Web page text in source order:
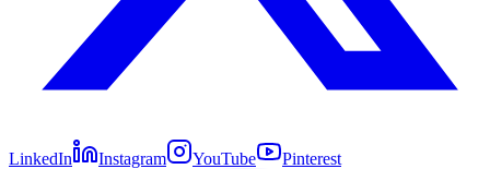
LinkedIn Instagram YouTube Pinterest